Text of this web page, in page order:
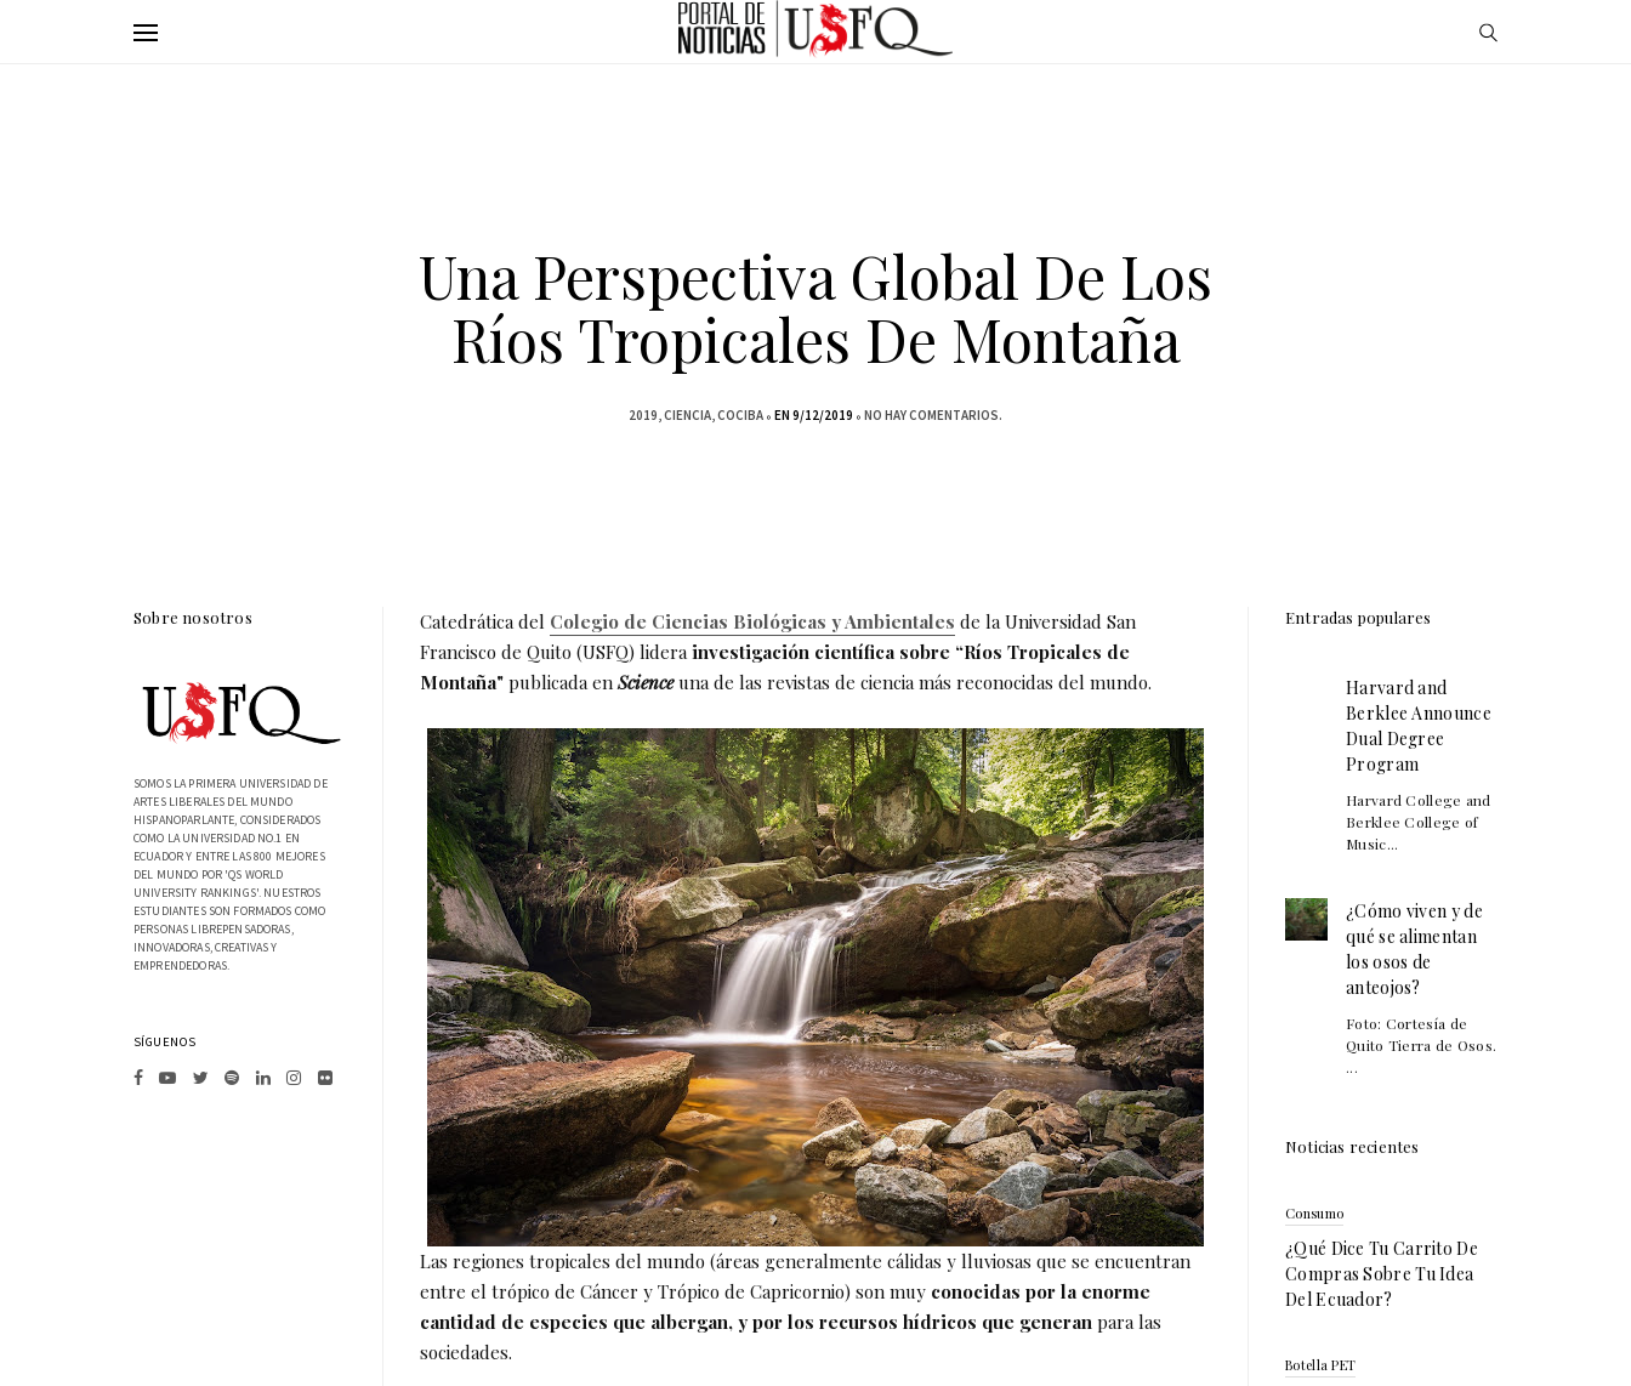
Una Perspectiva Global De Los
Ríos Tropicales De Montaña
2019 CIENCIA COCIBA EN 9/12/2019 NO HAY COMENTARIOS.
Catedrática del Colegio de Ciencias Biológicas y Ambientales de la Universidad San
Francisco de Quito (USFQ) lidera investigación científica sobre “Ríos Tropicales de
Montaña" publicada en Scienceuna de las revistas de ciencia más reconocidas del mundo.
Las regiones tropicales del mundo (áreas generalmente cálidas y lluviosas que se encuentran
entre el trópico de Cáncer y Trópico de Capricornio) son muy conocidas por la enorme
cantidad de especies que albergan, y por los recursos hídricos que generan para las
sociedades.
Sobre nosotros
SOMOS LA PRIMERA UNIVERSIDAD DE
ARTES LIBERALES DEL MUNDO
HISPANOPARLANTE, CONSIDERADOS
COMO LA UNIVERSIDAD NO.1 EN
ECUADOR Y ENTRE LAS 800 MEJORES
DEL MUNDO POR 'QS WORLD
UNIVERSITY RANKINGS'. NUESTROS
ESTUDIANTES SON FORMADOS COMO
PERSONAS LIBREPENSADORAS,
INNOVADORAS, CREATIVAS Y
EMPRENDEDORAS.
SÍGUENOS
Entradas populares
Harvard and
Berklee Announce
Dual Degree
Program
Harvard College and
Berklee College of
Music...
¿Cómo viven y de
qué se alimentan
los osos de
anteojos?
Foto: Cortesía de
Quito Tierra de Osos.
...
Noticias recientes
Consumo
¿Qué Dice Tu Carrito De
Compras Sobre Tu Idea
Del Ecuador?
Botella PET